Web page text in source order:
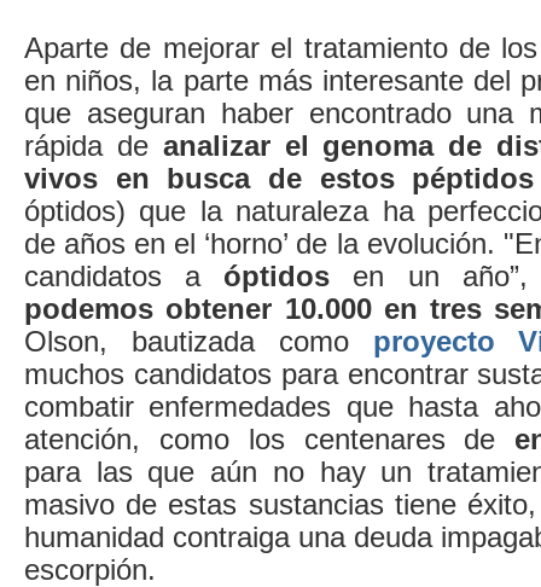
Aparte de mejorar el tratamiento de
en niños, la parte más interesante del
que aseguran haber encontrado una
rápida de analizar el genoma de
vivos en busca de estos péptidos
óptidos) que la naturaleza ha
de años en el ‘horno’ de la evolución.
candidatos aóptidos en un año”,
podemos obtener 10.000 en tres
Olson, bautizada como proyecto
muchos candidatos para encontrar
combatir enfermedades que hasta
atención, como los centenares de
para las que aún no hay un
masivo de estas sustancias tiene
humanidad contraiga una deuda
escorpión.